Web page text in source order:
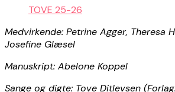
TOVE 25-26
Medvirkende: Petrine Agger, Theresa
Josefine Glæsel
Manuskript: Abelone Koppel
Sange og digte: Tove Ditlevsen